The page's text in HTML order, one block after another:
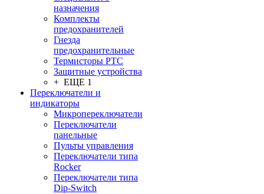
назначения
Комплекты
предохранителей
Гнезда
предохранительные
Термисторы PTC
Защитные устройства
+ ЕЩЕ 1
Переключатели и
индикаторы
Микропереключатели
Переключатели
панельные
Пульты управления
Переключатели типа
Rocker
Переключатели типа
Dip-Switch